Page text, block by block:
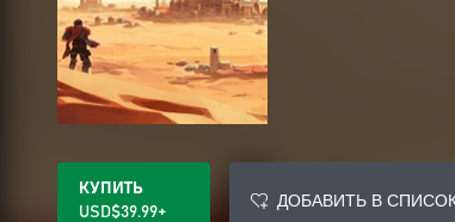
КУПИТЬ
USD$39.99+
ДОБАВИТЬ В